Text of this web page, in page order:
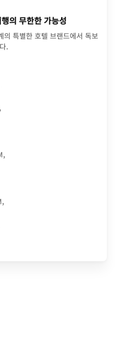
의 무한한 가능성
의 특별한 호텔 브랜드에서 독보
.